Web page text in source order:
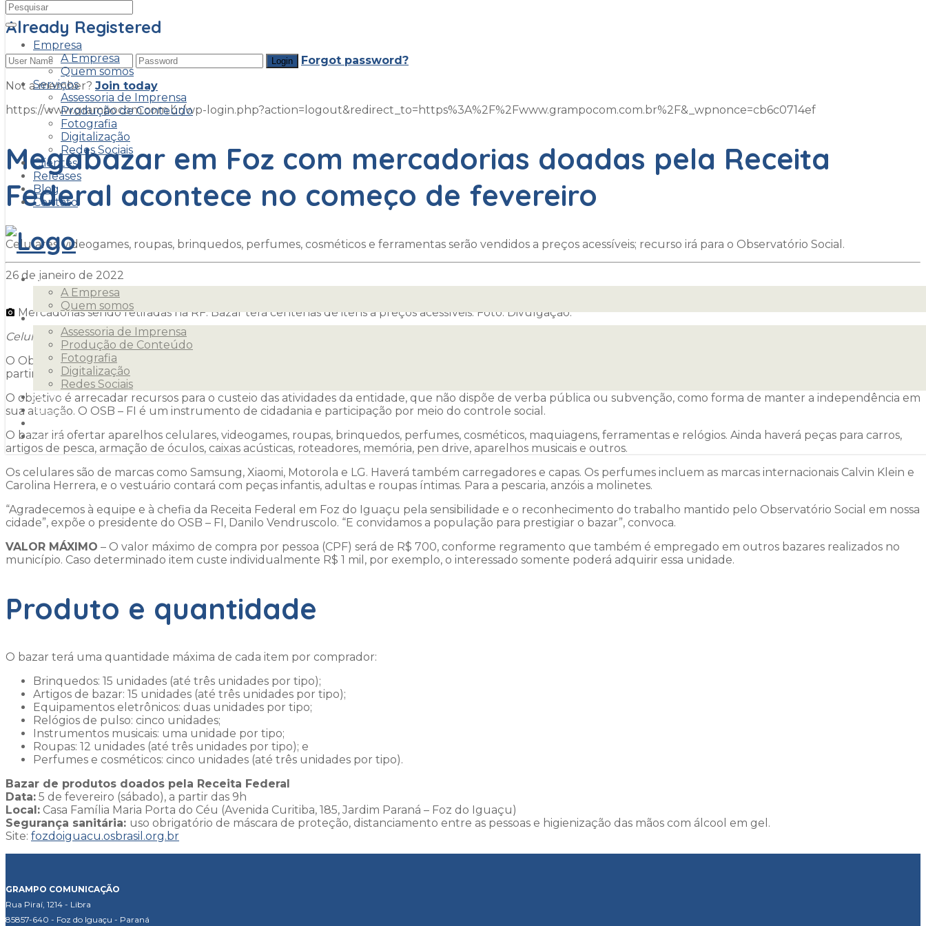
Empresa
A Empresa
Quem somos
Serviços
Assessoria de Imprensa
Produção de Conteúdo
Fotografia
Digitalização
Redes Sociais
Clientes
Releases
Blog
Contato
Empresa
A Empresa
Quem somos
Serviços
Assessoria de Imprensa
Produção de Conteúdo
Fotografia
Digitalização
Redes Sociais
Clientes
Releases
Contato
Already Registered
Forgot password?
Not a member? Join today
https://www.grampocom.com.br/wp-login.php?action=logout&redirect_to=https%3A%2F%2Fwww.grampocom.com.br%2F&_wpnonce=cb6c0714ef
Megabazar em Foz com mercadorias doadas pela Receita
Federal acontece no começo de fevereiro
Celulares, videogames, roupas, brinquedos, perfumes, cosméticos e ferramentas serão vendidos a preços acessíveis; recurso irá para o Observatório Social.
26 de janeiro de 2022
Mercadorias sendo retiradas na RF. Bazar terá centenas de itens a preços acessíveis. Foto: Divulgação.
Celulares, videogames, roupas, brinquedos, perfumes, cosméticos e ferramentas serão vendidos a preços acessíveis; recurso irá para o Observatório Social.
O Observatório Social do Brasil – Foz do Iguaçu (OSB – FI) realizará um megabazar de mercadorias doadas pela Receita Federal do Brasil (RFB), no dia 5 de fevereiro, a
partir das 9h, na Casa Maria Porta do Céu, no Jardim Paraná. Serão centenas de produtos comercializados a preços acessíveis.
O objetivo é arrecadar recursos para o custeio das atividades da entidade, que não dispõe de verba pública ou subvenção, como forma de manter a independência em
sua atuação. O OSB – FI é um instrumento de cidadania e participação por meio do controle social.
O bazar irá ofertar aparelhos celulares, videogames, roupas, brinquedos, perfumes, cosméticos, maquiagens, ferramentas e relógios. Ainda haverá peças para carros,
artigos de pesca, armação de óculos, caixas acústicas, roteadores, memória, pen drive, aparelhos musicais e outros.
Os celulares são de marcas como Samsung, Xiaomi, Motorola e LG. Haverá também carregadores e capas. Os perfumes incluem as marcas internacionais Calvin Klein e
Carolina Herrera, e o vestuário contará com peças infantis, adultas e roupas íntimas. Para a pescaria, anzóis a molinetes.
“Agradecemos à equipe e à chefia da Receita Federal em Foz do Iguaçu pela sensibilidade e o reconhecimento do trabalho mantido pelo Observatório Social em nossa
cidade”, expõe o presidente do OSB – FI, Danilo Vendruscolo. “E convidamos a população para prestigiar o bazar”, convoca.
VALOR MÁXIMO – O valor máximo de compra por pessoa (CPF) será de R$ 700, conforme regramento que também é empregado em outros bazares realizados no
município. Caso determinado item custe individualmente R$ 1 mil, por exemplo, o interessado somente poderá adquirir essa unidade.
Produto e quantidade
O bazar terá uma quantidade máxima de cada item por comprador:
Brinquedos: 15 unidades (até três unidades por tipo);
Artigos de bazar: 15 unidades (até três unidades por tipo);
Equipamentos eletrônicos: duas unidades por tipo;
Relógios de pulso: cinco unidades;
Instrumentos musicais: uma unidade por tipo;
Roupas: 12 unidades (até três unidades por tipo); e
Perfumes e cosméticos: cinco unidades (até três unidades por tipo).
Bazar de produtos doados pela Receita Federal
Data: 5 de fevereiro (sábado), a partir das 9h
Local: Casa Família Maria Porta do Céu (Avenida Curitiba, 185, Jardim Paraná – Foz do Iguaçu)
Segurança sanitária: uso obrigatório de máscara de proteção, distanciamento entre as pessoas e higienização das mãos com álcool em gel.
Site: fozdoiguacu.osbrasil.org.br
GRAMPO COMUNICAÇÃO
Rua Piraí, 1214 - Libra
85857-640 - Foz do Iguaçu - Paraná